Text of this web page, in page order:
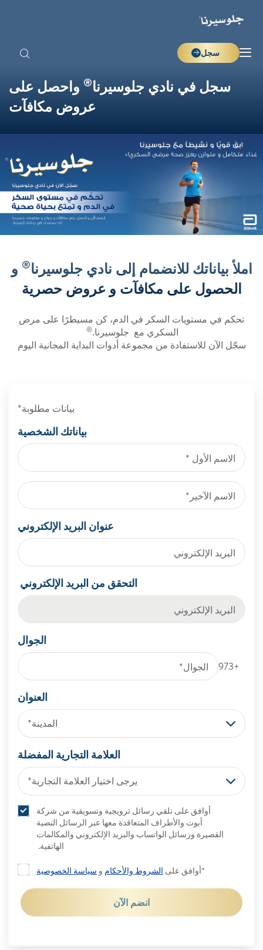
سجل
سجل في نادي جلوسيرنا® واحصل على
عروض مكافآت
املأ بياناتك للانضمام إلى نادي جلوسيرنا® و
الحصول على مكافآت و عروض حصرية
تحكم في مستويات السكر في الدم، كن مسيطرًا على مرض
السكري مع جلوسيرنا.®
سجّل الآن للاستفادة من مجموعة أدوات البداية المجانية اليوم
بيانات مطلوبة*
بياناتك الشخصية
عنوان البريد الإلكتروني
التحقق من البريد الإلكتروني
الجوال
+973
العنوان
المدينة*
العلامة التجارية المفضلة
يرجى اختيار العلامة التجارية*
أوافق على تلقي رسائل ترويجية وتسويقية من شركة
أبوت والأطراف المتعاقدة معها عبر الرسائل النصية
القصيرة ورسائل الواتساب والبريد الإلكتروني والمكالمات
الهاتفية.
*أوافق على الشروط والأحكام و سياسة الخصوصية
انضم الآن